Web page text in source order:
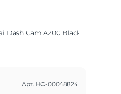
Cam A200 Black GL
Арт. НФ-00048824